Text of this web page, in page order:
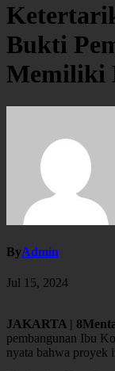
Bukti
Memiliki
ByAdmin
Jul 15, 2024
JAKARTA |
pembangunan Ibu
nyata bahwa proyek